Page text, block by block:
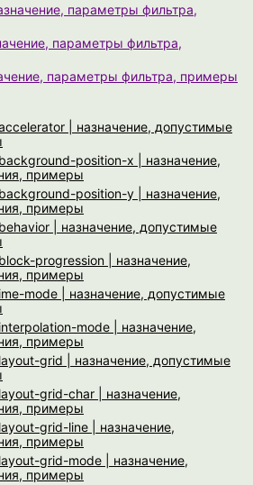
параметры фильтра,
параметры фильтра,
параметры фильтра, примеры
| назначение, допустимые
position-x | назначение,
примеры
position-y | назначение,
примеры
| назначение, допустимые
progression | назначение,
примеры
mode | назначение, допустимые
mode | назначение,
примеры
grid | назначение, допустимые
grid-char | назначение,
примеры
grid-line | назначение,
примеры
grid-mode | назначение,
примеры